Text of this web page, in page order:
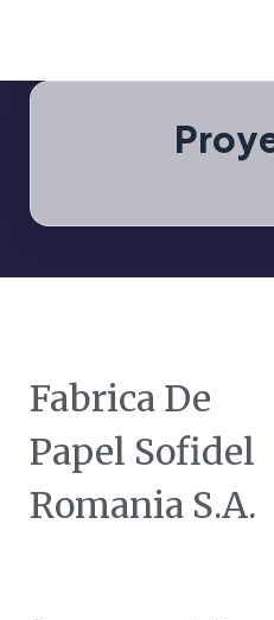
Fabrica De
Papel Sofidel
Romania S.A.